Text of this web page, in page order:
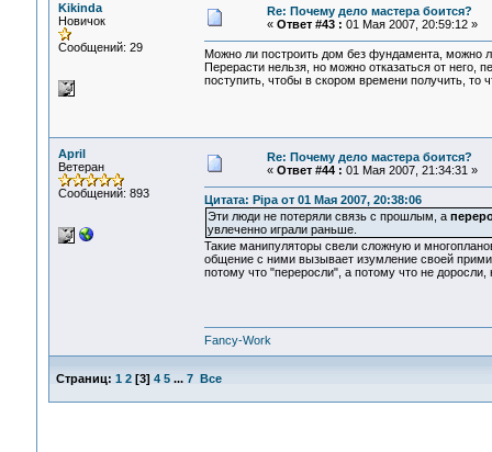
Kikinda
Новичок
Сообщений: 29
Re: Почему дело мастера боится?
« Ответ #43 : 01 Мая 2007, 20:59:12 »
Можно ли построить дом без фундамента, можно
Перерасти нельзя, но можно отказаться от него,
поступить, чтобы в скором времени получить, то
April
Ветеран
Сообщений: 893
Re: Почему дело мастера боится?
« Ответ #44 : 01 Мая 2007, 21:34:31 »
Цитата: Pipa от 01 Мая 2007, 20:38:06
Эти люди не потеряли связь с прошлым, а
увлеченно играли раньше.
Такие манипуляторы свели сложную и
общение с ними вызывает изумление своей
потому что "переросли", а потому что не
Fancy-Work
Страниц: 1 2[3] 4 5 ... 7 Все